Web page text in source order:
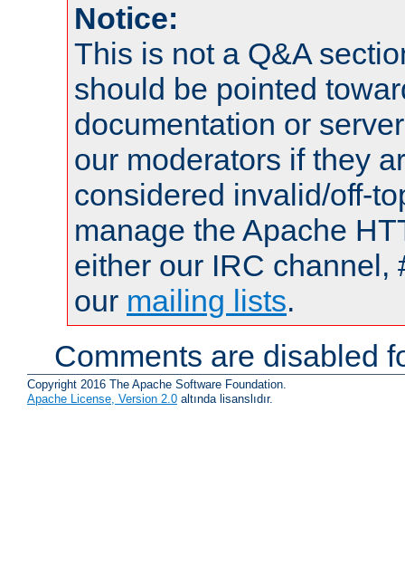
Notice:
This is not a Q&A
should be pointed
documentation or
our moderators if they
considered invalid/off-
manage the Apache
either our IRC channel,
our mailing lists.
Comments are disabled
Copyright 2016 The Apache Software Foundation.
Apache License, Version 2.0 altında lisanslıdır.